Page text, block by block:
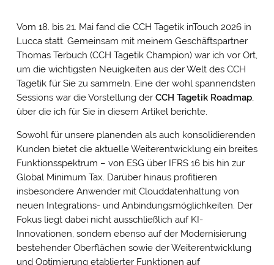
Vom 18. bis 21. Mai fand die CCH Tagetik inTouch 2026 in
Lucca statt. Gemeinsam mit meinem Geschäftspartner
Thomas Terbuch (CCH Tagetik Champion) war ich vor Ort,
um die wichtigsten Neuigkeiten aus der Welt des CCH
Tagetik für Sie zu sammeln. Eine der wohl spannendsten
Sessions war die Vorstellung der CCH Tagetik Roadmap,
über die ich für Sie in diesem Artikel berichte.
Sowohl für unsere planenden als auch konsolidierenden
Kunden bietet die aktuelle Weiterentwicklung ein breites
Funktionsspektrum – von ESG über IFRS 16 bis hin zur
Global Minimum Tax. Darüber hinaus profitieren
insbesondere Anwender mit Clouddatenhaltung von
neuen Integrations- und Anbindungsmöglichkeiten. Der
Fokus liegt dabei nicht ausschließlich auf KI-
Innovationen, sondern ebenso auf der Modernisierung
bestehender Oberflächen sowie der Weiterentwicklung
und Optimierung etablierter Funktionen auf